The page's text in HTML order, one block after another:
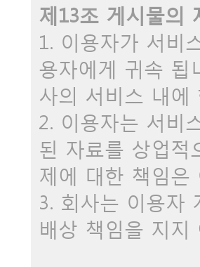
제13조 게시물의
1. 이용자가 서비
용자에게 귀속 됩
사의 서비스 내
2. 이용자는 서비
된 자료를 상업
제에 대한 책임
3. 회사는 이용자
배상 책임을 지지